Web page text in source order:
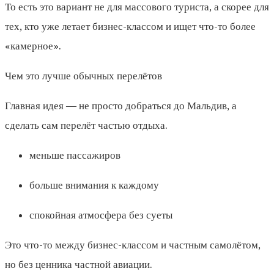
То есть это вариант не для массового туриста, а скорее для
тех, кто уже летает бизнес-классом и ищет что-то более
«камерное».
Чем это лучше обычных перелётов
Главная идея — не просто добраться до Мальдив, а
сделать сам перелёт частью отдыха.
меньше пассажиров
больше внимания к каждому
спокойная атмосфера без суеты
Это что-то между бизнес-классом и частным самолётом,
но без ценника частной авиации.